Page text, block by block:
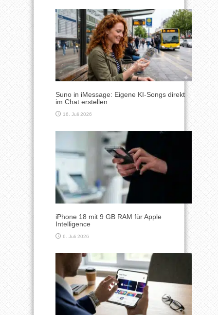
Suno in iMessage: Eigene KI-Songs direkt
im Chat erstellen
16. Juli 2026
iPhone 18 mit 9 GB RAM für Apple
Intelligence
6. Juli 2026